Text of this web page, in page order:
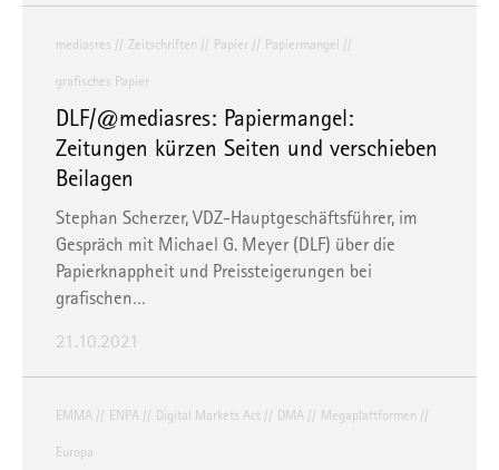
mediasres Zeitschriften Papier Papiermangel
grafisches Papier
DLF/@mediasres: Papiermangel:
Zeitungen kürzen Seiten und verschieben
Beilagen
Stephan Scherzer, VDZ-Hauptgeschäftsführer, im
Gespräch mit Michael G. Meyer (DLF) über die
Papierknappheit und Preissteigerungen bei
grafischen…
21.10.2021
EMMA ENPA Digital Markets Act DMA Megaplattformen
Europa